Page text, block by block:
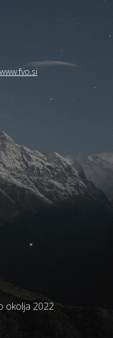
www.fvo.si
okolja 2022